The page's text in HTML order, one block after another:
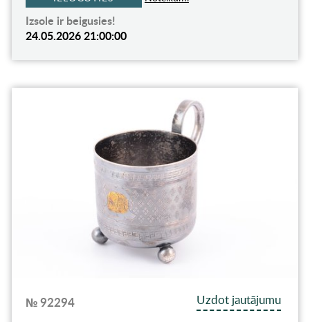
Izsole ir beigusies!
24.05.2026 21:00:00
№ 92294
Uzdot jautājumu